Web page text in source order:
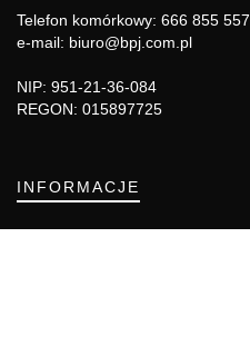
Telefon komórkowy: 666 855 557
e-mail: biuro@bpj.com.pl
NIP: 951-21-36-084
REGON: 015897725
INFORMACJE